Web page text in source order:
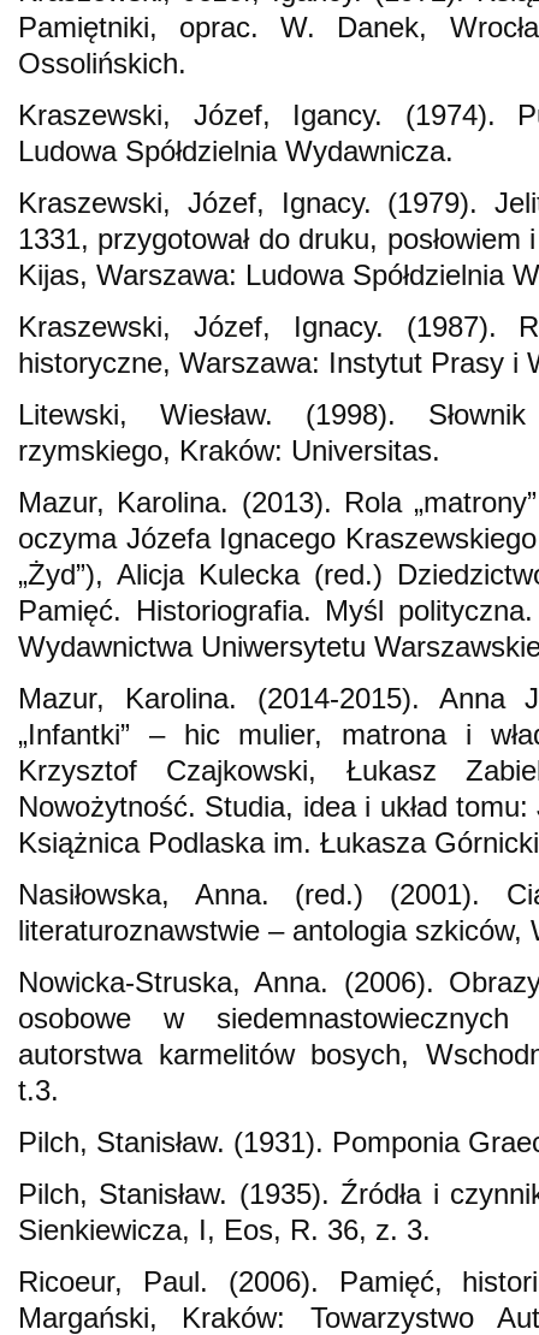
Pamiętniki, oprac. W. Danek,
Ossolińskich.
Kraszewski, Józef, Igancy. (1974).
Ludowa Spółdzielnia Wydawnicza.
Kraszewski, Józef, Ignacy. (1979).
1331, przygotował do druku, posłowiem
Kijas, Warszawa: Ludowa Spółdzielnia
Kraszewski, Józef, Ignacy. (1987).
historyczne, Warszawa: Instytut Prasy i
Litewski, Wiesław. (1998).
rzymskiego, Kraków: Universitas.
Mazur, Karolina. (2013). Rola
oczyma Józefa Ignacego
„Żyd”), Alicja Kulecka (red.)
Pamięć. Historiografia. Myśl
Wydawnictwa Uniwersytetu
Mazur, Karolina. (2014-2015). Anna
„Infantki” – hic mulier, matrona i
Krzysztof Czajkowski, Łukasz
Nowożytność. Studia, idea i układ tomu:
Książnica Podlaska im. Łukasza
Nasiłowska, Anna. (red.) (2001).
literaturoznawstwie – antologia szkiców,
Nowicka-Struska, Anna. (2006).
osobowe w siedemnastowiecznych
autorstwa karmelitów bosych,
t.3.
Pilch, Stanisław. (1931). Pomponia
Pilch, Stanisław. (1935). Źródła i
Sienkiewicza, I, Eos, R. 36, z. 3.
Ricoeur, Paul. (2006). Pamięć,
Margański, Kraków: Towarzystwo